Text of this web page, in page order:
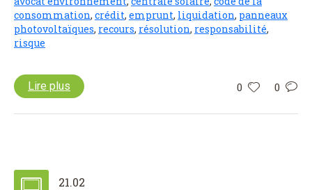
consommation, crédit, emprunt, liquidation, panneaux
photovoltaïques, recours, résolution, responsabilité,
risque
0 0
Lire plus
21.02